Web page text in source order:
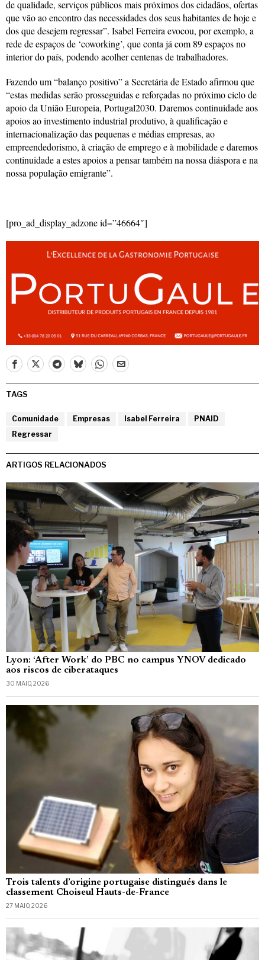
de qualidade, serviços públicos mais próximos dos cidadãos, ofertas
que vão ao encontro das necessidades dos seus habitantes de hoje e
dos que desejem regressar”. Isabel Ferreira evocou, por exemplo, a
rede de espaços de ‘coworking’, que conta já com 89 espaços no
interior do país, podendo acolher centenas de trabalhadores.
Fazendo um “balanço positivo” a Secretária de Estado afirmou que
“estas medidas serão prosseguidas e reforçadas no próximo ciclo de
apoio da União Europeia, Portugal2030. Daremos continuidade aos
apoios ao investimento industrial produtivo, à qualificação e
internacionalização das pequenas e médias empresas, ao
empreendedorismo, à criação de emprego e à mobilidade e daremos
continuidade a estes apoios a pensar também na nossa diáspora e na
nossa população emigrante”.
[pro_ad_display_adzone id=”46664″]
TAGS
Comunidade Empresas Isabel Ferreira
PNAID
Regressar
ARTIGOS RELACIONADOS
Lyon: ‘After Work’ do PBC no campus YNOV dedicado
aos riscos de ciberataques
30 MAIO, 2026
Trois talents d’origine portugaise distingués dans le
classement Choiseul Hauts-de-France
27 MAIO, 2026